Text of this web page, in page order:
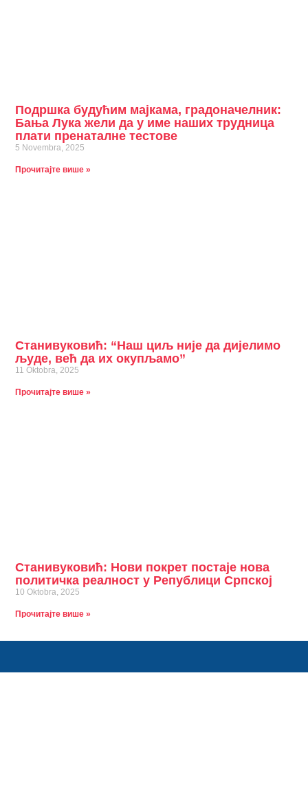
Подршка будућим мајкама, градоначелник:
Бања Лука жели да у име наших трудница
плати пренаталне тестове
5 Novembra, 2025
Прочитајте више »
Станивуковић: “Наш циљ није да дијелимо
људе, већ да их окупљамо”
11 Oktobra, 2025
Прочитајте више »
Станивуковић: Нови покрет постаје нова
политичка реалност у Републици Српској
10 Oktobra, 2025
Прочитајте више »